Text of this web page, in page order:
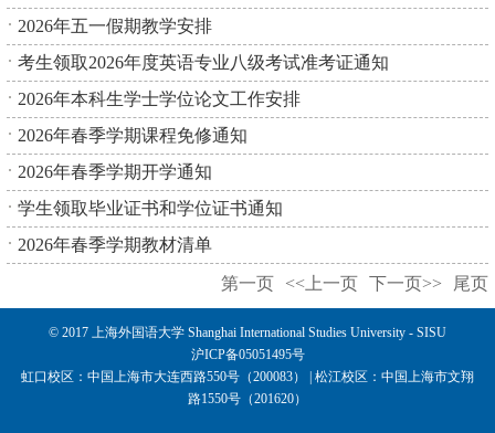
2026年五一假期教学安排
考生领取2026年度英语专业八级考试准考证通知
2026年本科生学士学位论文工作安排
2026年春季学期课程免修通知
2026年春季学期开学通知
学生领取毕业证书和学位证书通知
2026年春季学期教材清单
第一页 <<上一页 下一页>> 尾页
© 2017 上海外国语大学 Shanghai International Studies University - SISU
沪ICP备05051495号
虹口校区：中国上海市大连西路550号（200083） | 松江校区：中国上海市文翔
路1550号（201620）